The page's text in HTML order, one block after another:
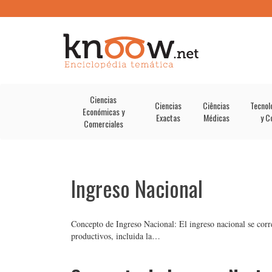
Ciencias
Económicas y
Comerciales
Ciencias
Exactas
Ciências
Médicas
y
Ingreso Nacional
Concepto de Ingreso Nacional: El ingreso nacional se
productivos, incluida la…